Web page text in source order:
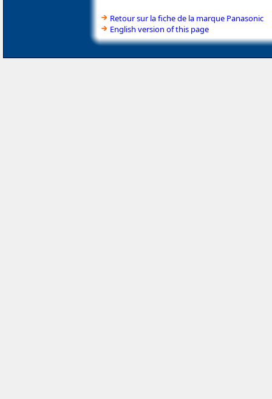
Retour sur la fiche de la marque Panasonic
English version of this page